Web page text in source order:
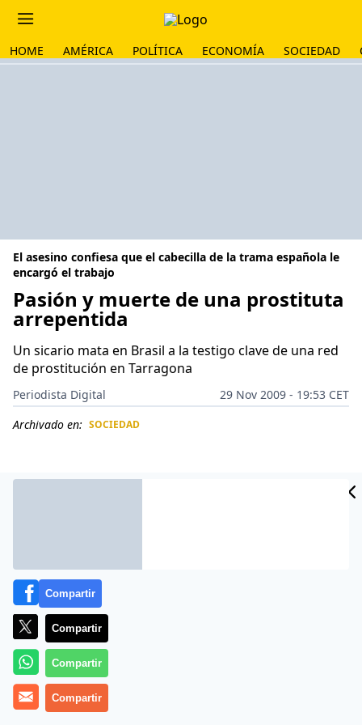
HOME AMÉRICA POLÍTICA ECONOMÍA SOCIEDAD
El asesino confiesa que el cabecilla de la trama española le
encargó el trabajo
Pasión y muerte de una prostituta
arrepentida
Un sicario mata en Brasil a la testigo clave de una red
de prostitución en Tarragona
Periodista Digital
29 Nov 2009 - 19:53 CET
Archivado en: SOCIEDAD
Letícia Peres Mourão temía por su vida. Tenía 31 años
y llevaba largo tiempo ejerciendo la prostitución en
Compartir
Compartir
Compartir
Compartir